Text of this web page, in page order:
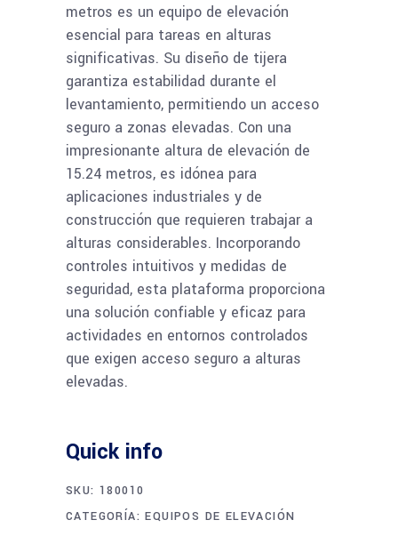
metros es un equipo de elevación
esencial para tareas en alturas
significativas. Su diseño de tijera
garantiza estabilidad durante el
levantamiento, permitiendo un acceso
seguro a zonas elevadas. Con una
impresionante altura de elevación de
15.24 metros, es idónea para
aplicaciones industriales y de
construcción que requieren trabajar a
alturas considerables. Incorporando
controles intuitivos y medidas de
seguridad, esta plataforma proporciona
una solución confiable y eficaz para
actividades en entornos controlados
que exigen acceso seguro a alturas
elevadas.
Quick info
SKU: 180010
CATEGORÍA:EQUIPOS DE ELEVACIÓN